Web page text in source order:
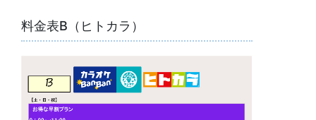
料金表B（ヒトカラ）